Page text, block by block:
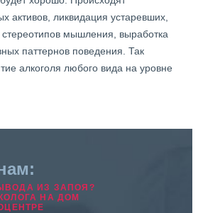
активов, ликвидация устаревших,
стереотипов мышления, выработка
паттернов поведения. Так
алкоголя любого вида на уровне
ИЗ ЗАПОЯ?
НА ДОМ